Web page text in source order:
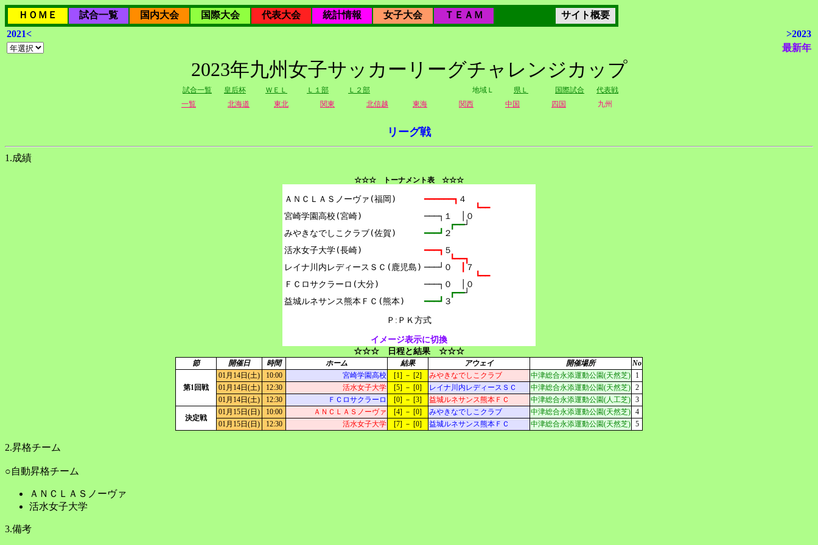
ＨＯＭＥ 試合一覧 国内大会 国際大会 代表大会 統計情報 女子大会 ＴＥＡＭ
サイト概要
2021<
>2023
最新年
2023年九州女子サッカーリーグチャレンジカップ
試合一覧 皇后杯 ＷＥＬ Ｌ１部 Ｌ２部 地域Ｌ 県Ｌ 国際試合
代表戦
一覧
北海道 東北 関東 北信越 東海 関西 中国 四国 九州
リーグ戦
1.成績
☆☆☆ トーナメント表 ☆☆☆
ＡＮＣＬＡＳノーヴァ(福岡)
宮崎学園高校(宮崎)
みやきなでしこクラブ(佐賀)
活水女子大学(長崎)
レイナ川内レディースＳＣ(鹿児島)
ＦＣロサクラーロ(大分)
━━━━━━┓ ４
┗━━
───┐１　│０
┏━━┘
━━━┛ ２
━━━┓ ５
┗━━┓
───┘０
７
┗━━
───┐０　│０
┏━━┘
━━━┛ ３
Ｐ:ＰＫ方式
イメージ表示に切換
☆☆☆ 日程と結果 ☆☆☆
節 開催日 時間 ホーム 結果 アウェイ 開催場所 No
第1回戦
01月14日(土) 10:00 宮崎学園高校 [1] － [2] みやきなでしこクラブ 中津総合永添運動公園(天然芝)
1
01月14日(土)
12:30 活水女子大学 [5] － [0] レイナ川内レディースＳＣ 中津総合永添運動公園(天然芝) 2
01月14日(土)
12:30 ＦＣロサクラーロ [0] － [3] 益城ルネサンス熊本ＦＣ 中津総合永添運動公園(人工芝) 3
決定戦
01月15日(日) 10:00 ＡＮＣＬＡＳノーヴァ [4] － [0] みやきなでしこクラブ 中津総合永添運動公園(天然芝) 4
01月15日(日)
12:30 活水女子大学 [7] － [0] 益城ルネサンス熊本ＦＣ 中津総合永添運動公園(天然芝) 5
2.昇格チーム
○自動昇格チーム
ＡＮＣＬＡＳノーヴァ
活水女子大学
3.備考